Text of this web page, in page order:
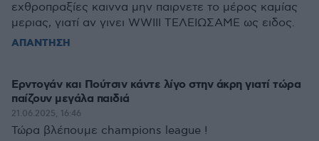
εχθροπραξίες καιννα μην παιρνετε το μέρος καμίας
μεριας, γιατί αν γινει WWIII ΤΕΛΕΙΩΣΑΜΕ ως ειδος.
ΑΠΑΝΤΗΣΗ
Ερντογάν και Πούτσιν κάντε λίγο στην άκρη γιατί τώρα
παίζουν μεγάλα παιδιά
21.06.2025, 16:46
Τώρα βλέπουμε champions league !